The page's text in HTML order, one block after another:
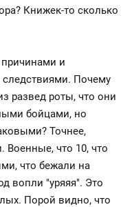
Книжек-то сколько
и
Почему
развед роты, что они
бойцами, но
Точнее,
что 10, что
что бежали на
вопли "уряяя". Это
Порой видно, что